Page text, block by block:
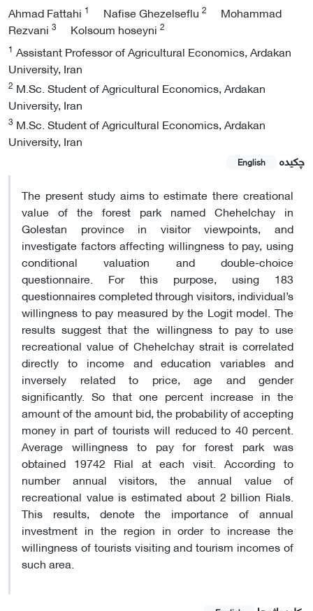
Ahmad Fattahi 1 Nafise Ghezelseflu 2
Mohammad
Rezvani 3 Kolsoum hoseyni 2
1 Assistant Professor of Agricultural Economics, Ardakan
University, Iran
2 M.Sc. Student of Agricultural Economics, Ardakan
University, Iran
3 M.Sc. Student of Agricultural Economics, Ardakan
University, Iran
چکیده
English
The present study aims to estimate there creational
value of the forest park named Chehelchay in
Golestan province in visitor viewpoints, and
investigate factors affecting willingness to pay, using
conditional valuation and double-choice
questionnaire. For this purpose, using 183
questionnaires completed through visitors, individual’s
willingness to pay measured by the Logit model. The
results suggest that the willingness to pay to use
recreational value of Chehelchay strait is correlated
directly to income and education variables and
inversely related to price, age and gender
significantly. So that one percent increase in the
amount of the amount bid, the probability of accepting
money in part of tourists will reduced to 40 percent.
Average willingness to pay for forest park was
obtained 19742 Rial at each visit. According to
number annual visitors, the annual value of
recreational value is estimated about 2 billion Rials.
This results, denote the importance of annual
investment in the region in order to increase the
willingness of tourists visiting and tourism incomes of
such area.